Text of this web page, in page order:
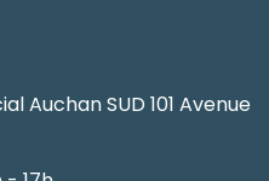
Auchan SUD 101 Avenue